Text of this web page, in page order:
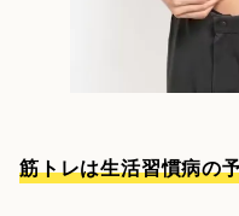
筋トレは生活習慣病の